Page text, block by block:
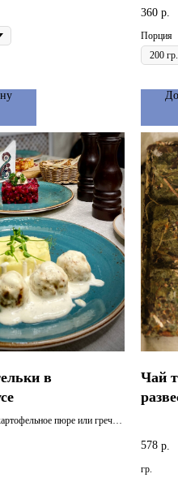
сборе ягод в саду у
360 р.
Порция
в
пюре или гречка
Чай
578 р.
гр.